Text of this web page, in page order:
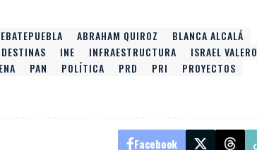
ABRAHAM QUIROZ
BLANCA ALCALÁ
INE INFRAESTRUCTURA
ISRAEL VALERO
PAN POLÍTICA PRD PRI
PROYECTOS
Facebook